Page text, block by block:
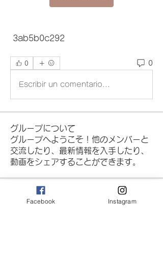
3ab5b0c292
0 0
Escribir un comentario...
グループについて
グループへようこそ！他のメンバーと
交流したり、最新情報を入手したり、
動画をシェアすることができます。
メンバー
Facebook Instagram